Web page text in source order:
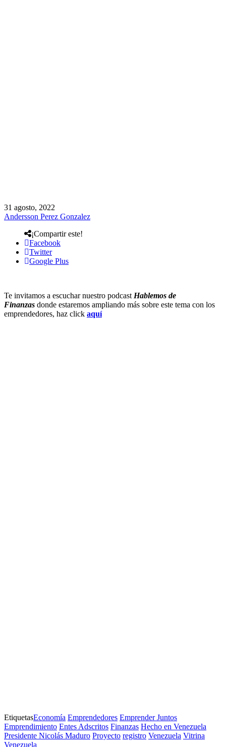
31 agosto, 2022
Andersson Perez Gonzalez
¡Compartir este!
Facebook
Twitter
Google Plus
Te invitamos a escuchar nuestro podcast Hablemos de
Finanzas donde estaremos ampliando más sobre este tema con los
emprendedores, haz click aquí
EtiquetasEconomía Emprendedores Emprender Juntos
Emprendimiento Entes Adscritos Finanzas Hecho en Venezuela
Presidente Nicolás Maduro Proyecto registro Venezuela Vitrina
Venezuela